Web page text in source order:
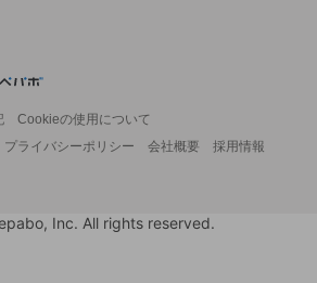
Cookieの使用について
プライバシーポリシー 会社概要
採用情報
Inc. All rights reserved.